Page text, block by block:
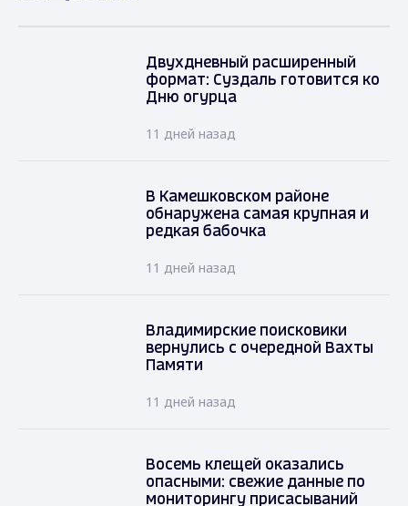
Двухдневный расширенный
формат: Суздаль готовится ко
Дню огурца
11 дней назад
В Камешковском районе
обнаружена самая крупная и
редкая бабочка
11 дней назад
Владимирские поисковики
вернулись с очередной Вахты
Памяти
11 дней назад
Восемь клещей оказались
опасными: свежие данные по
мониторингу присасываний